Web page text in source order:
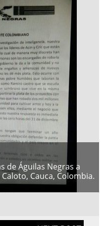
de Águilas Negras a
Cauca, Colombia.